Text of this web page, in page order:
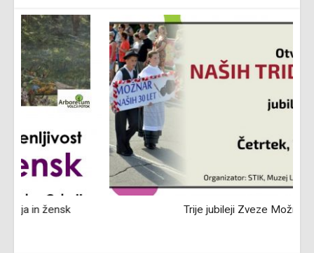
Trije jubileji Zveze Možnar